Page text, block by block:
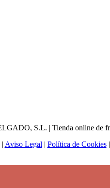
| Aviso Legal | Política de Cookies|